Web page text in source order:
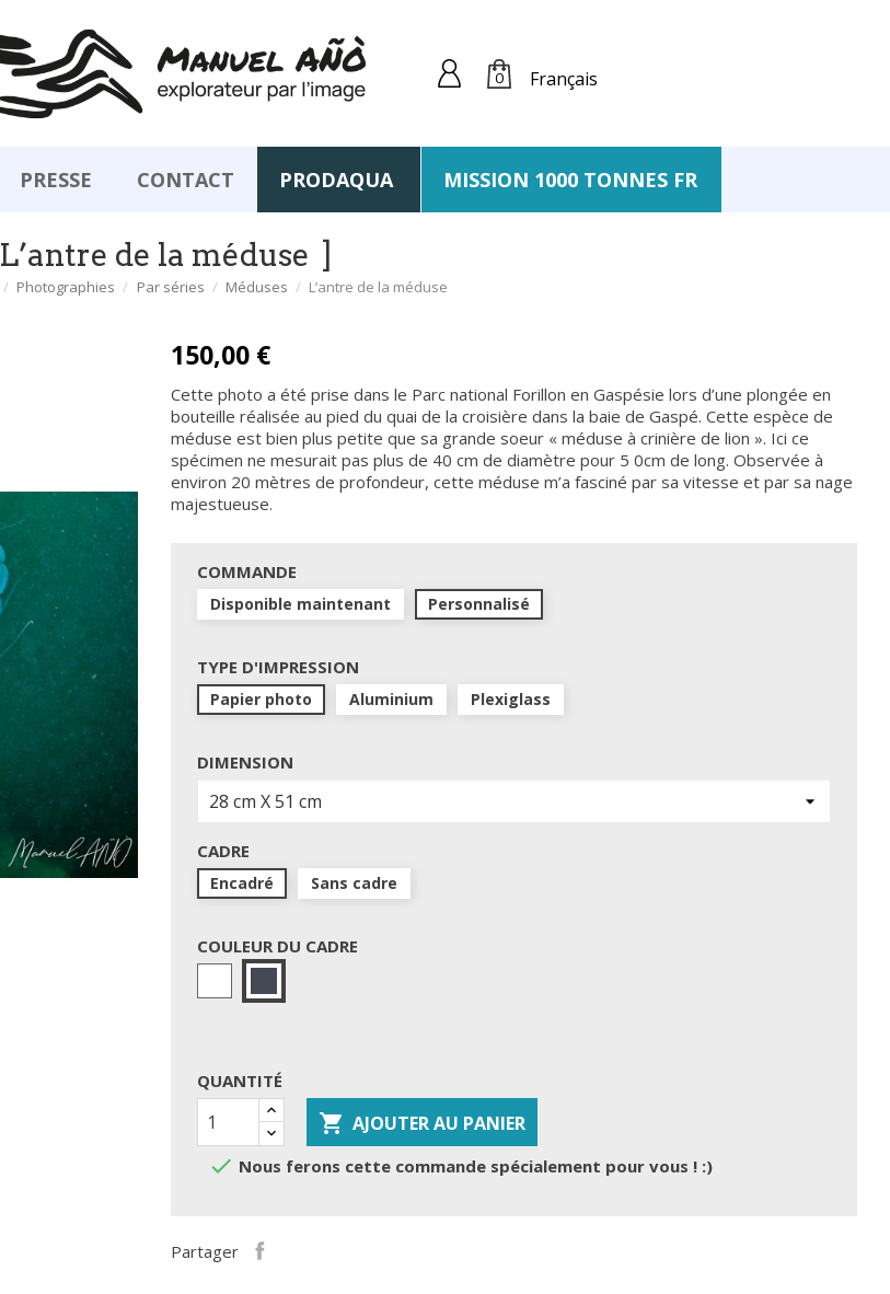
0 Français
PRESSE CONTACT PRODAQUA MISSION 1000 TONNES FR
L’antre de la méduse
Photographies Par séries Méduses L’antre de la méduse
150,00 €
Cette photo a été prise dans le Parc national Forillon en Gaspésie lors d’une plongée en
bouteille réalisée au pied du quai de la croisière dans la baie de Gaspé. Cette espèce de
méduse est bien plus petite que sa grande soeur « méduse à crinière de lion ». Ici ce
spécimen ne mesurait pas plus de 40 cm de diamètre pour 5 0cm de long. Observée à
environ 20 mètres de profondeur, cette méduse m’a fasciné par sa vitesse et par sa nage
majestueuse.
COMMANDE
Disponible maintenant Personnalisé
TYPE D'IMPRESSION
Papier photo Aluminium Plexiglass
DIMENSION
CADRE
Encadré Sans cadre
COULEUR DU CADRE
Blanc
QUANTITÉ
 AJOUTER AU PANIER
 Nous ferons cette commande spécialement pour vous ! :)
Partager